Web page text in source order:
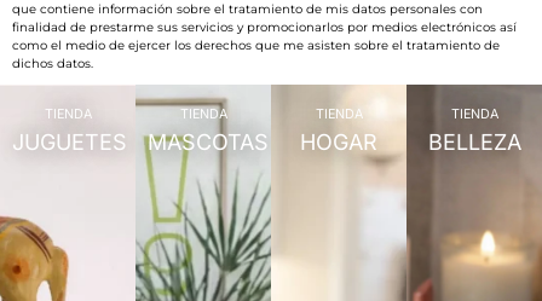
que contiene información sobre el tratamiento de mis datos personales con
finalidad de prestarme sus servicios y promocionarlos por medios electrónicos así
como el medio de ejercer los derechos que me asisten sobre el tratamiento de
dichos datos.
TIENDA
JUGUETES
TIENDA
MASCOTAS
TIENDA
HOGAR
TIENDA
BELLEZA